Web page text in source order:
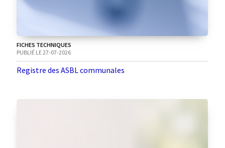
FICHES TECHNIQUES
PUBLIÉ LE 27-07-2026
Registre des ASBL communales